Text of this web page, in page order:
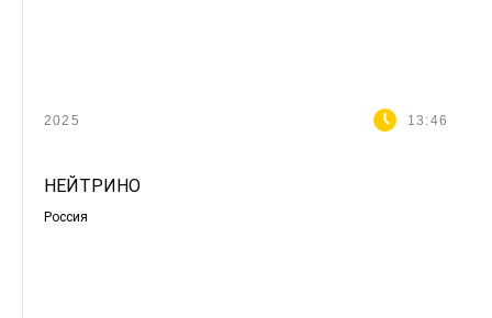
2025 13:46
НЕЙТРИНО
Россия